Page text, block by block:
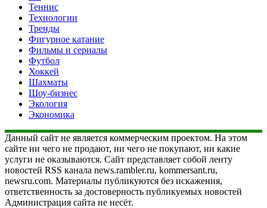
Теннис
Технологии
Тренды
Фигурное катание
Фильмы и сериалы
Футбол
Хоккей
Шахматы
Шоу-бизнес
Экология
Экономика
Данный сайт не является коммерческим проектом. На этом
сайте ни чего не продают, ни чего не покупают, ни какие
услуги не оказываются. Сайт представляет собой ленту
новостей RSS канала news.rambler.ru, kommersant.ru,
newsru.com. Материалы публикуются без искажения,
ответственность за достоверность публикуемых новостей
Администрация сайта не несёт.